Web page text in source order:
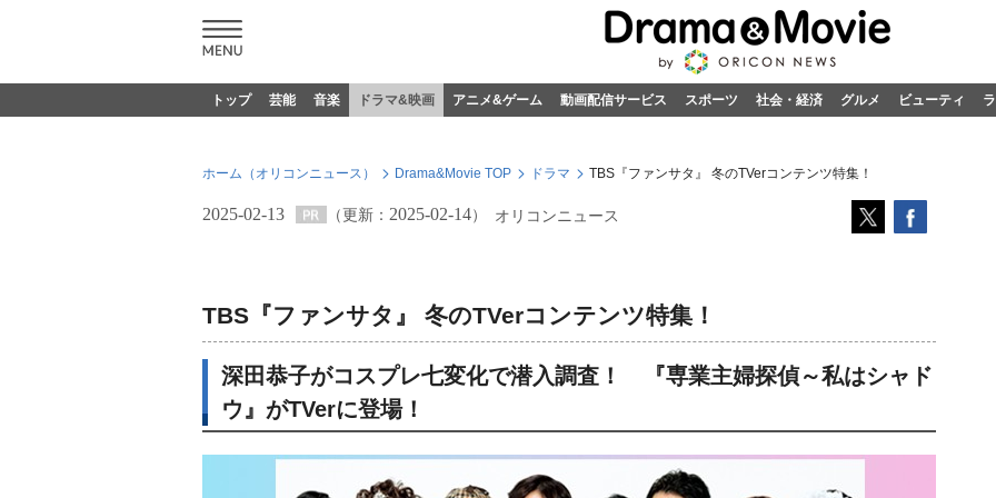
トップ 芸能 音楽 ドラマ&映画 アニメ&ゲーム 動画配信サービス スポーツ 社会・経済 グルメ ビューティ
ホーム（オリコンニュース） Drama&Movie TOP ドラマ TBS『ファンサタ』 冬のTVerコンテンツ特集！
2025-02-13 （更新： 2025-02-14） オリコンニュース
TBS『ファンサタ』 冬のTVerコンテンツ特集！
深田恭子がコスプレ七変化で潜入調査！ 『専業主婦探偵～私はシャド
ウ』がTVerに登場！